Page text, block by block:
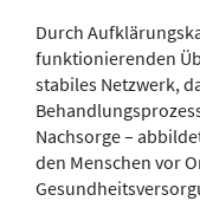
Durch
funktionierenden
stabiles Netzwerk,
Nachsorge –
den Menschen vor